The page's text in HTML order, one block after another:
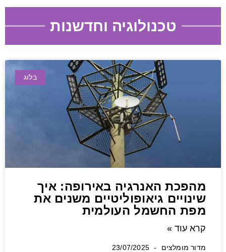
טכנולוגיה וחדשנות
בלוג
מהפכת האנרגיה באירופה: איך
שינויים גיאופוליטיים משנים את
מפת החשמל העולמית
קרא עוד »
מדור מומלצים 23/07/2025